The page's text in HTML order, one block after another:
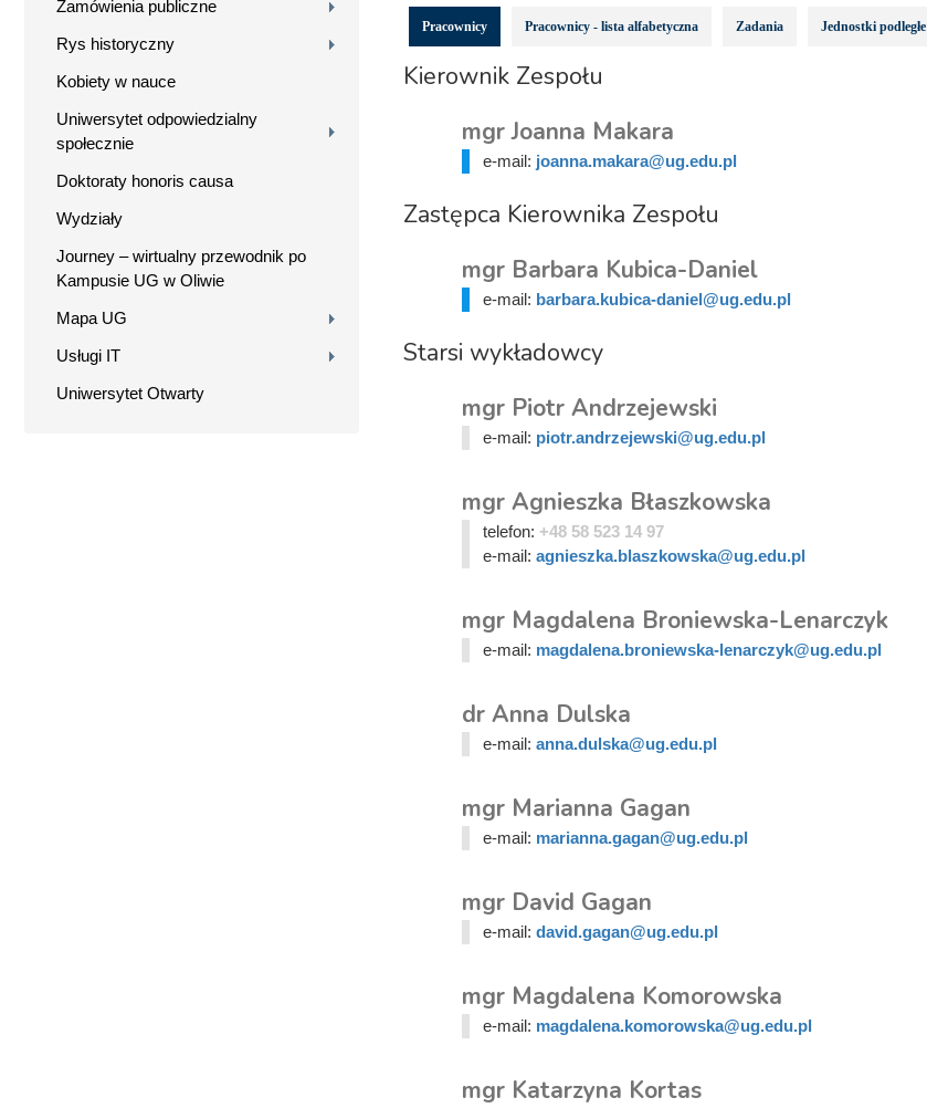
Zamówienia publiczne
Rys historyczny
Kobiety w nauce
Uniwersytet odpowiedzialny
społecznie
Doktoraty honoris causa
Wydziały
Journey – wirtualny przewodnik po
Kampusie UG w Oliwie
Mapa UG
Usługi IT
Uniwersytet Otwarty
Pracownicy Pracownicy - lista alfabetyczna Zadania Jednostki podległe
Kierownik Zespołu
mgr Joanna Makara
e-mail: joanna.makara@ug.edu.pl
Zastępca Kierownika Zespołu
mgr Barbara Kubica-Daniel
e-mail: barbara.kubica-daniel@ug.edu.pl
Starsi wykładowcy
mgr Piotr Andrzejewski
e-mail: piotr.andrzejewski@ug.edu.pl
mgr Agnieszka Błaszkowska
telefon: +48 58 523 14 97
e-mail: agnieszka.blaszkowska@ug.edu.pl
mgr Magdalena Broniewska-Lenarczyk
e-mail: magdalena.broniewska-lenarczyk@ug.edu.pl
dr Anna Dulska
e-mail: anna.dulska@ug.edu.pl
mgr Marianna Gagan
e-mail: marianna.gagan@ug.edu.pl
mgr David Gagan
e-mail: david.gagan@ug.edu.pl
mgr Magdalena Komorowska
e-mail: magdalena.komorowska@ug.edu.pl
mgr Katarzyna Kortas